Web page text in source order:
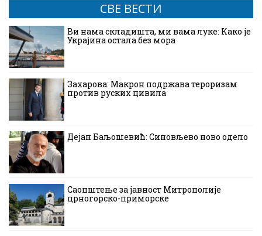
СВЕ ВЕСТИ
Ви нама складишта, ми вама луке: Како је
Украјина остала без мора
Захарова: Макрон подржава тероризам
против руских цивила
Дејан Баљошевић: Синовљево ново одело
Саопштење за јавност Митрополије
црногорско-приморске